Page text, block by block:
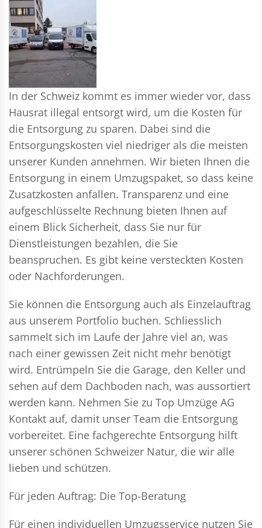
In der Schweiz kommt es immer wieder vor, dass
Hausrat illegal entsorgt wird, um die Kosten für
die Entsorgung zu sparen. Dabei sind die
Entsorgungskosten viel niedriger als die meisten
unserer Kunden annehmen. Wir bieten Ihnen die
Entsorgung in einem Umzugspaket, so dass keine
Zusatzkosten anfallen. Transparenz und eine
aufgeschlüsselte Rechnung bieten Ihnen auf
einem Blick Sicherheit, dass Sie nur für
Dienstleistungen bezahlen, die Sie
beanspruchen. Es gibt keine versteckten Kosten
oder Nachforderungen.
Sie können die Entsorgung auch als Einzelauftrag
aus unserem Portfolio buchen. Schliesslich
sammelt sich im Laufe der Jahre viel an, was
nach einer gewissen Zeit nicht mehr benötigt
wird. Entrümpeln Sie die Garage, den Keller und
sehen auf dem Dachboden nach, was aussortiert
werden kann. Nehmen Sie zu Top Umzüge AG
Kontakt auf, damit unser Team die Entsorgung
vorbereitet. Eine fachgerechte Entsorgung hilft
unserer schönen Schweizer Natur, die wir alle
lieben und schützen.
Für jeden Auftrag: Die Top-Beratung
Für einen individuellen Umzugsservice nutzen Sie